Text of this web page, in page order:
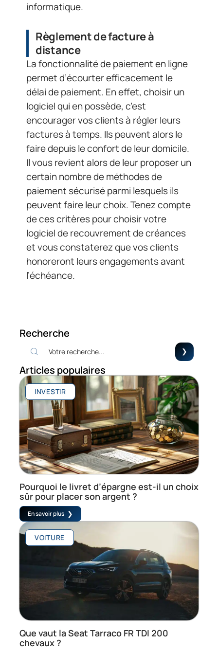
informatique.
Règlement de facture à
distance
La fonctionnalité de paiement en ligne
permet d’écourter efficacement le
délai de paiement. En effet, choisir un
logiciel qui en possède, c’est
encourager vos clients à régler leurs
factures à temps. Ils peuvent alors le
faire depuis le confort de leur domicile.
Il vous revient alors de leur proposer un
certain nombre de méthodes de
paiement sécurisé parmi lesquels ils
peuvent faire leur choix. Tenez compte
de ces critères pour choisir votre
logiciel de recouvrement de créances
et vous constaterez que vos clients
honoreront leurs engagements avant
l’échéance.
Recherche
Articles populaires
INVESTIR
Pourquoi le livret d’épargne est-il un choix
sûr pour placer son argent ?
En savoir plus
VOITURE
Que vaut la Seat Tarraco FR TDI 200
chevaux ?